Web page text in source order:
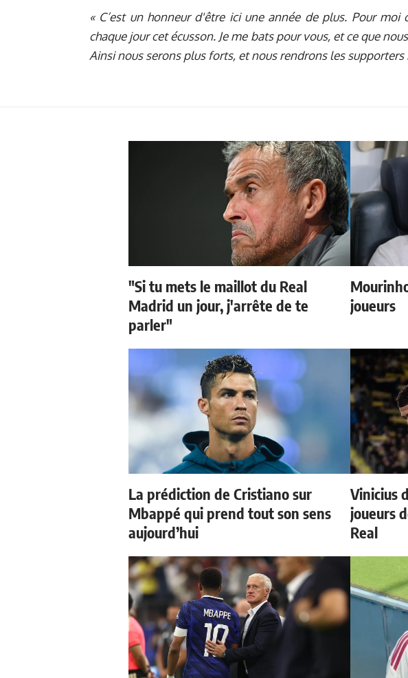
« C’est un honneur d'être ici une année de plus. Pour
chaque jour cet écusson. Je me bats pour vous, et ce que
Ainsi nous serons plus forts, et nous rendrons les supporters
"Si tu mets le maillot du Real
Madrid un jour, j'arrête de te
parler"
joueurs
La prédiction de Cristiano sur
Mbappé qui prend tout son sens
aujourd’hui
Vinicius
joueurs
Real